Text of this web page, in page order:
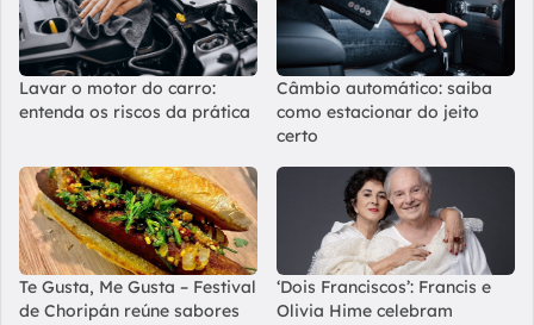
Lavar o motor do carro:
entenda os riscos da prática
Câmbio automático: saiba
como estacionar do jeito
certo
Te Gusta, Me Gusta – Festival
de Choripán reúne sabores
‘Dois Franciscos’: Francis e
Olivia Hime celebram